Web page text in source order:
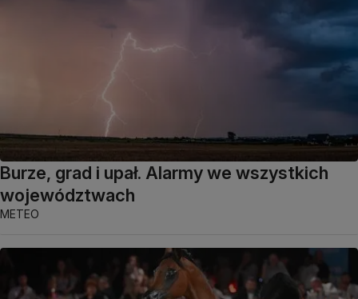
Burze, grad i upał. Alarmy we wszystkich
województwach
METEO